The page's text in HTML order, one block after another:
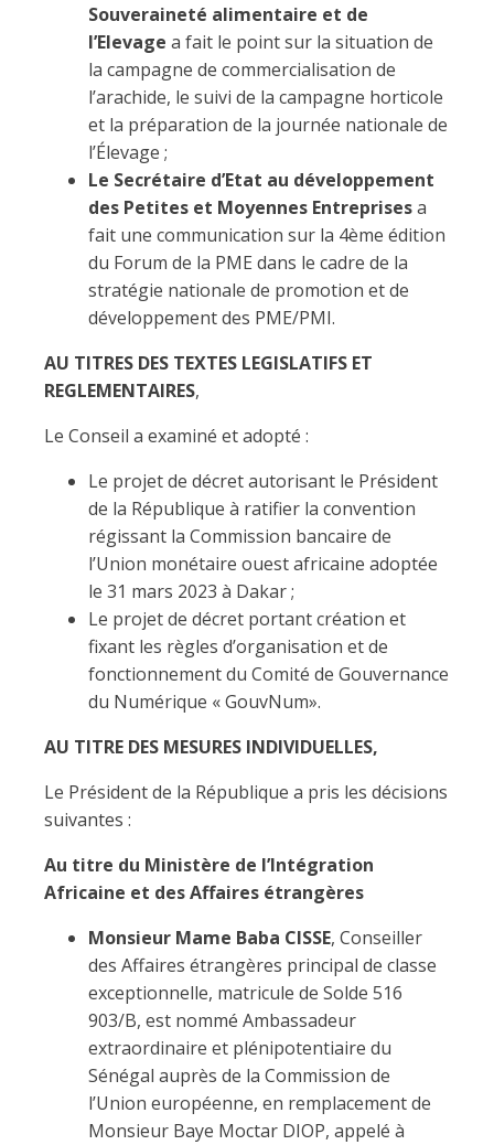
Souveraineté alimentaire et de
l’Elevage a fait le point sur la situation de
la campagne de commercialisation de
l’arachide, le suivi de la campagne horticole
et la préparation de la journée nationale de
l’Élevage ;
Le Secrétaire d’Etat au développement
des Petites et Moyennes Entreprisesa
fait une communication sur la 4ème édition
du Forum de la PME dans le cadre de la
stratégie nationale de promotion et de
développement des PME/PMI.
AU TITRES DES TEXTES LEGISLATIFS ET
REGLEMENTAIRES,
Le Conseil a examiné et adopté :
Le projet de décret autorisant le Président
de la République à ratifier la convention
régissant la Commission bancaire de
l’Union monétaire ouest africaine adoptée
le 31 mars 2023 à Dakar ;
Le projet de décret portant création et
fixant les règles d’organisation et de
fonctionnement du Comité de Gouvernance
du Numérique « GouvNum».
AU TITRE DES MESURES INDIVIDUELLES,
Le Président de la République a pris les décisions
suivantes :
Au titre du Ministère de l’Intégration
Africaine et des Affaires étrangères
Monsieur Mame Baba CISSE, Conseiller
des Affaires étrangères principal de classe
exceptionnelle, matricule de Solde 516
903/B, est nommé Ambassadeur
extraordinaire et plénipotentiaire du
Sénégal auprès de la Commission de
l’Union européenne, en remplacement de
Monsieur Baye Moctar DIOP, appelé à